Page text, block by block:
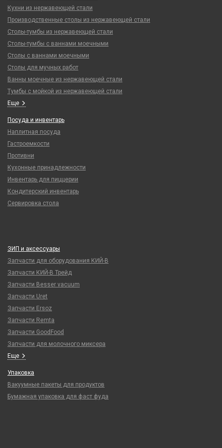
Кухни из нержавеющей стали
Производственные столы из нержавеющей стали
Столы-тумбы из нержавеющей стали
Столы-тумбы с ваннами моечными
Столы с ваннами моечными
Столы для мучных работ
Ванны моечные из нержавеющей стали
Тумбы с мойкой из нержавеющей стали
Еще
Посуда и инвентарь
Наплитная посуда
Гастроемкости
Противни
Кухонные принадлежности
Инвентарь для пиццерии
Кондитерский инвентарь
Сервировка стола
ЗИП и аксессуары
Запчасти для оборудования КИЙ-В
Запчасти КИЙ-В Трейд
Запчасти Besser vacuum
Запчасти Uret
Запчасти Ersoz
Запчасти Remta
Запчасти GoodFood
Запчасти для молочного миксера
Еще
Упаковка
Вакуумные пакеты для продуктов
Бумажная упаковка для фаст фуда